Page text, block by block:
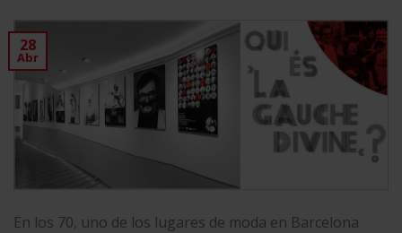
28
Abr
En los 70, uno de los lugares de moda en Barcelona